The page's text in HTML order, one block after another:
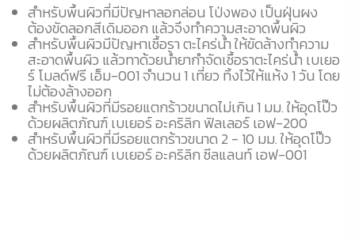
สำหรับพื้นผิวที่มีปัญหาลอกล่อน โป่งพอง เป็นฝุ่นผง
ต้องขัดลอกสีเดิมออก แล้วจึงทำความสะอาดพื้นผิว
สำหรับพื้นผิวมีปัญหาเชื้อรา ตะไคร่น้ำ ให้ขัดล้างทำความ
สะอาดพื้นผิว แล้วทาด้วยน้ำยากำจัดเชื้อราตะไคร่น้ำ เบเยอ
ร์ โมลด์ฟรี เอ็ม-001 จำนวน 1 เที่ยว ทิ้งไว้ให้แห้ง 1 วัน โดย
ไม่ต้องล้างออก
สำหรับพื้นผิวที่มีรอยแตกร้าวขนาดไม่เกิน 1 มม. ให้อุดโป๊ว
ด้วยผลิตภัณฑ์ เบเยอร์ อะคริลิก ฟิลเลอร์ เอฟ-200
สำหรับพื้นผิวที่มีรอยแตกร้าวขนาด 2 - 10 มม. ให้อุดโป๊ว
ด้วยผลิตภัณฑ์ เบเยอร์ อะคริลิก ซีลแลนท์ เอฟ-001